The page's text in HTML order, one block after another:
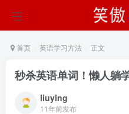
首页 英语学习方法 正文
秒杀英语单词！懒人躺
liuying
11年前发布